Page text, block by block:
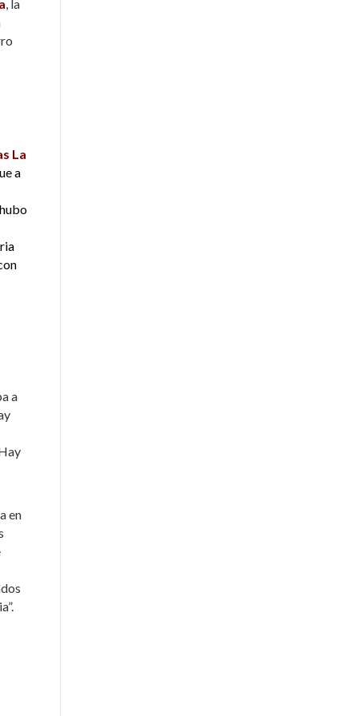
, la
La
a
a
en